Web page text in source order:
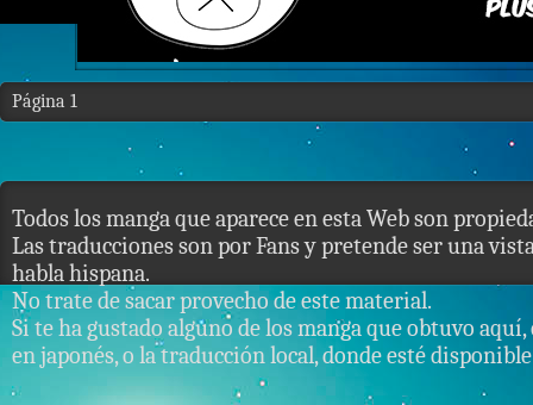
Página 1
Todos los manga que aparece en esta Web son
Las traducciones son por Fans y pretende ser una
habla hispana.
No trate de sacar provecho de este material.
Si te ha gustado alguno de los manga que obtuvo
en japonés, o la traducción local, donde esté